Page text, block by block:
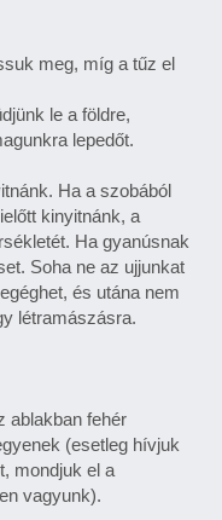
meg, míg a tűz el
le a földre,
lepedőt.
Ha a szobából
kinyitnánk, a
Ha gyanúsnak
Soha ne az ujjunkat
és utána nem
létramászásra.
ablakban fehér
(esetleg hívjuk
mondjuk el a
vagyunk).